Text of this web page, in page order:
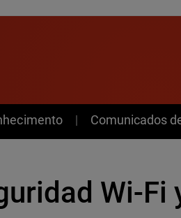
Comunicados
Wi-Fi